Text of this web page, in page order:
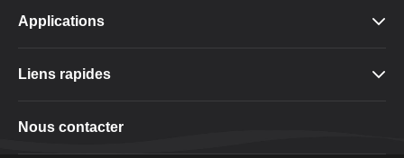
Applications 
Liens rapides 
Nous contacter